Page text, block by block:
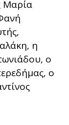
Μαρία
η
ο
ο